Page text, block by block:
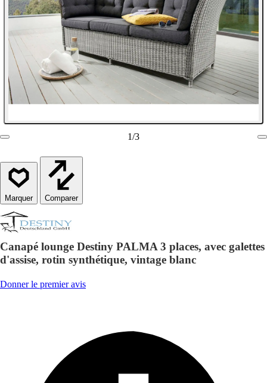
1/3
Comparer
Canapé lounge Destiny PALMA 3 places, avec galettes
d'assise, rotin synthétique, vintage blanc
Donner le premier avis